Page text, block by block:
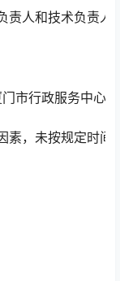
责人和技术负责
市行政服务中心
素，未按规定时间